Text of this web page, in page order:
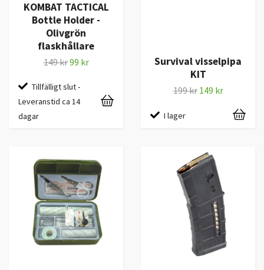
KOMBAT TACTICAL
Bottle Holder -
Olivgrön
flaskhållare
149 kr99 kr
Tillfälligt slut -
Leveranstid ca 14
dagar
Survival visselpipa
KIT
199 kr 149 kr
I lager